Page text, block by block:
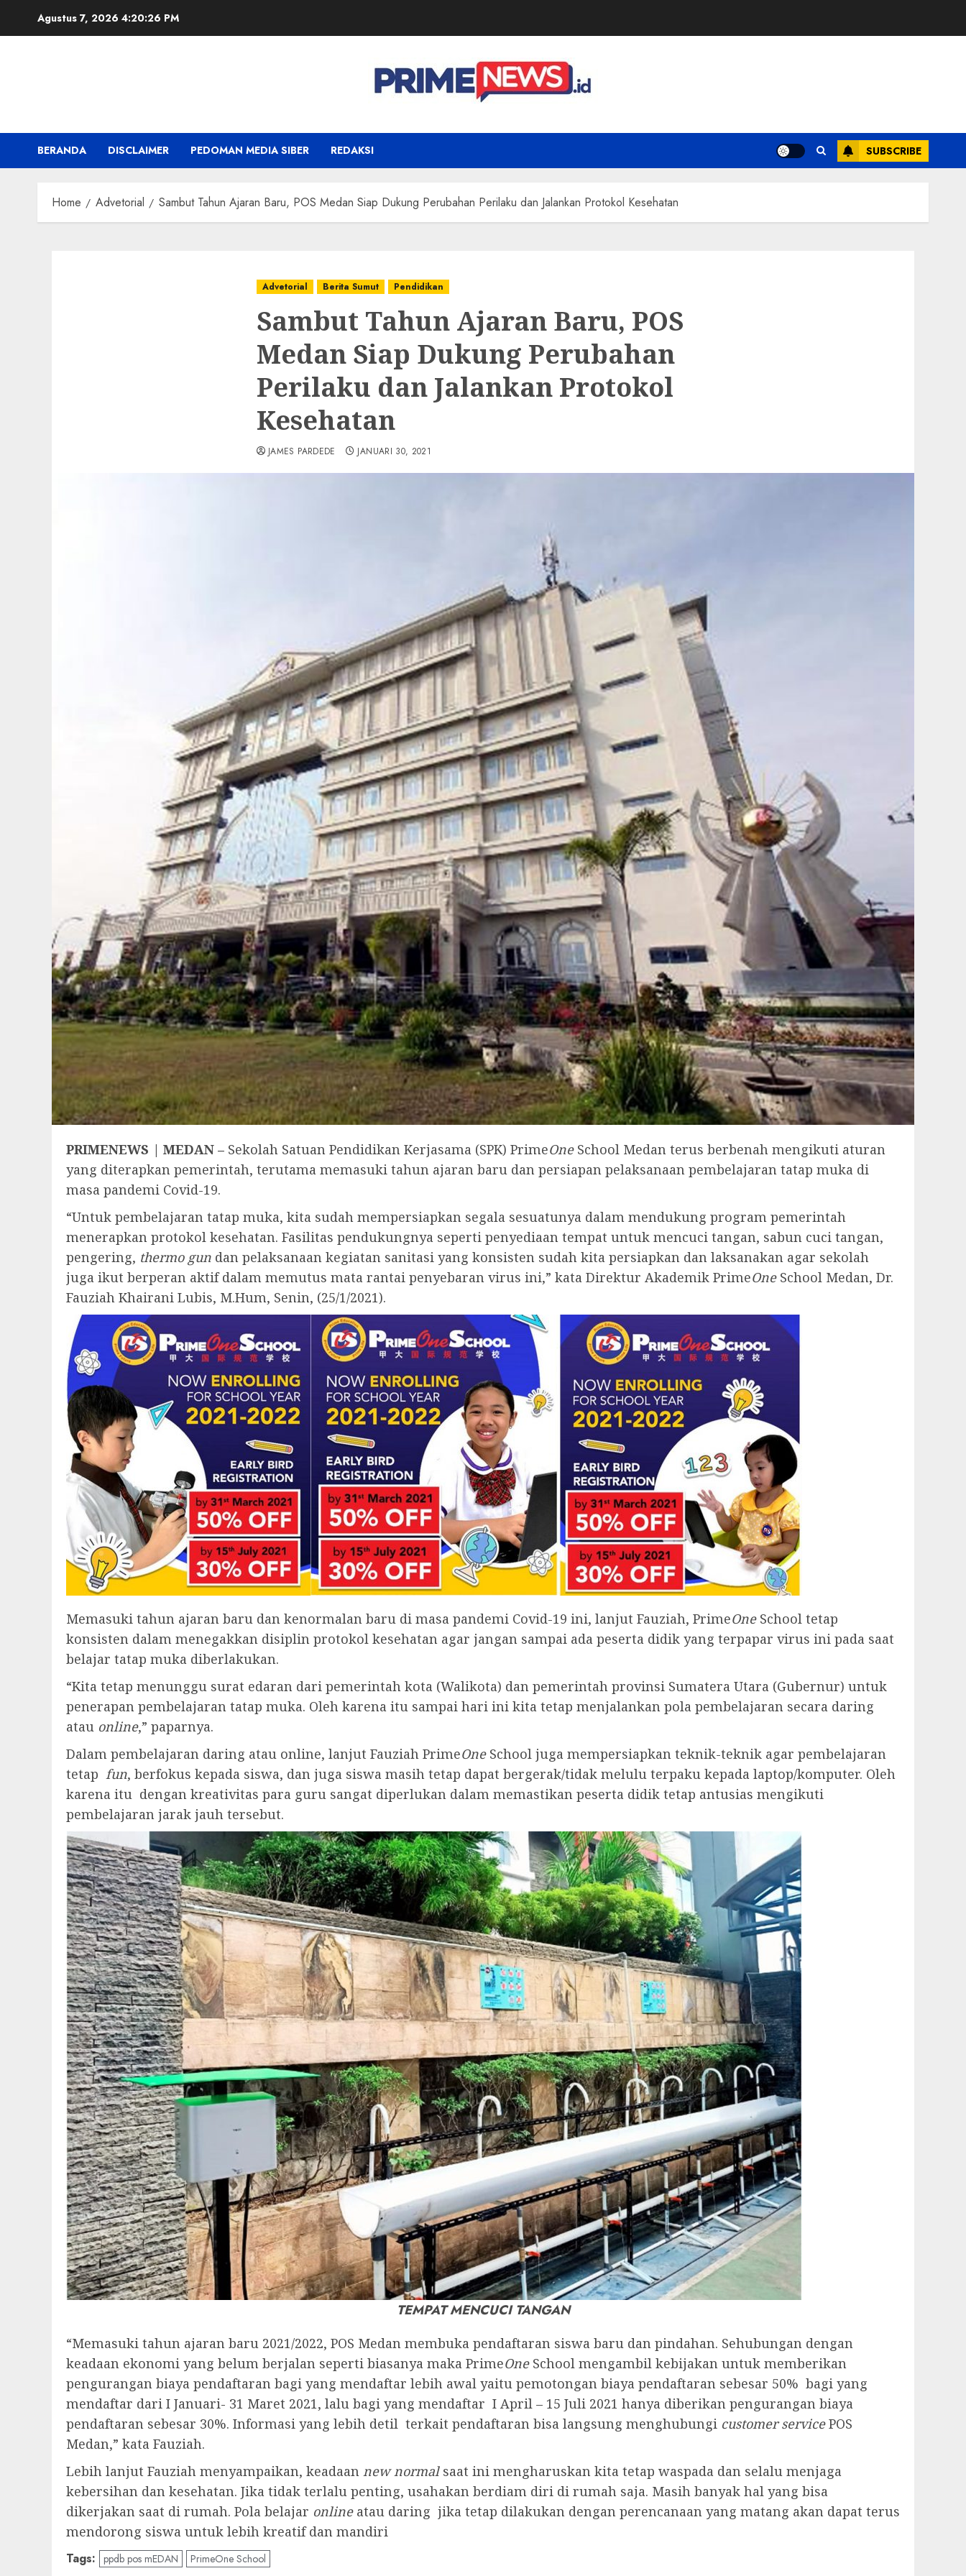
Agustus 7, 2026 4:20:27 PM
BERANDA DISCLAIMER PEDOMAN MEDIA SIBER REDAKSI SUBSCRIBE
Home Advetorial Sambut Tahun Ajaran Baru, POS Medan Siap Dukung Perubahan Perilaku dan Jalankan Protokol Kesehatan
Advetorial Berita Sumut Pendidikan
Sambut Tahun Ajaran Baru, POS
Medan Siap Dukung Perubahan
Perilaku dan Jalankan Protokol
Kesehatan
JAMES PARDEDE JANUARI 30, 2021
PRIMENEWS | MEDAN – Sekolah Satuan Pendidikan Kerjasama (SPK) PrimeOneSchool Medan terus berbenah mengikuti aturan
yang diterapkan pemerintah, terutama memasuki tahun ajaran baru dan persiapan pelaksanaan pembelajaran tatap muka di
masa pandemi Covid-19.
“Untuk pembelajaran tatap muka, kita sudah mempersiapkan segala sesuatunya dalam mendukung program pemerintah
menerapkan protokol kesehatan. Fasilitas pendukungnya seperti penyediaan tempat untuk mencuci tangan, sabun cuci tangan,
pengering, thermo gun dan pelaksanaan kegiatan sanitasi yang konsisten sudah kita persiapkan dan laksanakan agar sekolah
juga ikut berperan aktif dalam memutus mata rantai penyebaran virus ini,” kata Direktur Akademik PrimeOneSchool Medan, Dr.
Fauziah Khairani Lubis, M.Hum, Senin, (25/1/2021).
Memasuki tahun ajaran baru dan kenormalan baru di masa pandemi Covid-19 ini, lanjut Fauziah, PrimeOneSchool tetap
konsisten dalam menegakkan disiplin protokol kesehatan agar jangan sampai ada peserta didik yang terpapar virus ini pada saat
belajar tatap muka diberlakukan.
“Kita tetap menunggu surat edaran dari pemerintah kota (Walikota) dan pemerintah provinsi Sumatera Utara (Gubernur) untuk
penerapan pembelajaran tatap muka. Oleh karena itu sampai hari ini kita tetap menjalankan pola pembelajaran secara daring
atau online,” paparnya.
Dalam pembelajaran daring atau online, lanjut Fauziah PrimeOneSchool juga mempersiapkan teknik-teknik agar pembelajaran
tetap fun, berfokus kepada siswa, dan juga siswa masih tetap dapat bergerak/tidak melulu terpaku kepada laptop/komputer. Oleh
karena itu dengan kreativitas para guru sangat diperlukan dalam memastikan peserta didik tetap antusias mengikuti
pembelajaran jarak jauh tersebut.
TEMPAT MENCUCI TANGAN
“Memasuki tahun ajaran baru 2021/2022, POS Medan membuka pendaftaran siswa baru dan pindahan. Sehubungan dengan
keadaan ekonomi yang belum berjalan seperti biasanya maka PrimeOneSchool mengambil kebijakan untuk memberikan
pengurangan biaya pendaftaran bagi yang mendaftar lebih awal yaitu pemotongan biaya pendaftaran sebesar 50% bagi yang
mendaftar dari I Januari- 31 Maret 2021, lalu bagi yang mendaftar I April – 15 Juli 2021 hanya diberikan pengurangan biaya
pendaftaran sebesar 30%. Informasi yang lebih detil terkait pendaftaran bisa langsung menghubungi customer servicePOS
Medan,” kata Fauziah.
Lebih lanjut Fauziah menyampaikan, keadaan new normalsaat ini mengharuskan kita tetap waspada dan selalu menjaga
kebersihan dan kesehatan. Jika tidak terlalu penting, usahakan berdiam diri di rumah saja. Masih banyak hal yang bisa
dikerjakan saat di rumah. Pola belajar online atau daring jika tetap dilakukan dengan perencanaan yang matang akan dapat terus
mendorong siswa untuk lebih kreatif dan mandiri
Tags: ppdb pos mEDAN PrimeOne School